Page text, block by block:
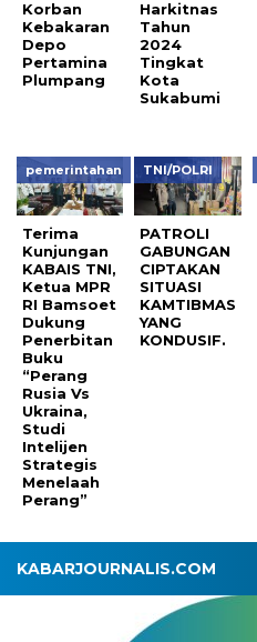
Korban
Kebakaran
Depo
Pertamina
Plumpang
Harkitnas
Tahun
2024
Tingkat
Kota
Sukabumi
pemerintahan
Terima
Kunjungan
KABAIS TNI,
Ketua MPR
RI Bamsoet
Dukung
Penerbitan
Buku
“Perang
Rusia Vs
Ukraina,
Studi
Intelijen
Strategis
Menelaah
Perang”
TNI/POLRI
PATROLI
GABUNGAN
CIPTAKAN
SITUASI
KAMTIBMAS
YANG
KONDUSIF.
KABARJOURNALIS.COM